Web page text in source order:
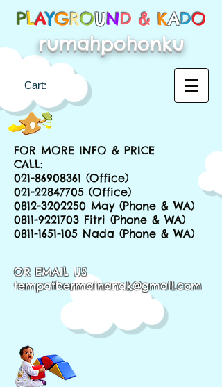
PLAYGROUND & KADO
rumahpohonku
Cart:
FOR MORE INFO & PRICE
CALL:
021-86908361 (Office)
021-22847705 (Office)
0812-3202250 May (Phone & WA)
0811-9221703 Fitri (Phone & WA)
0811-1651-105 Nada (Phone & WA)
OR EMAIL US
tempatbermainanak@gmail.com